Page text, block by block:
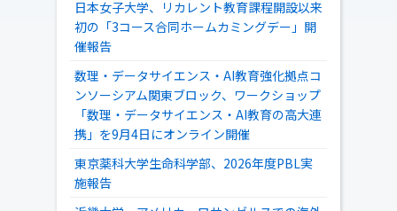
日本女子大学、リカレント教育課程開設以来
初の「3コース合同ホームカミングデー」開
催報告
数理・データサイエンス・AI教育強化拠点コ
ンソーシアム関東ブロック、ワークショップ
「数理・データサイエンス・AI教育の高大連
携」を9月4日にオンライン開催
東京薬科大学生命科学部、2026年度PBL実
施報告